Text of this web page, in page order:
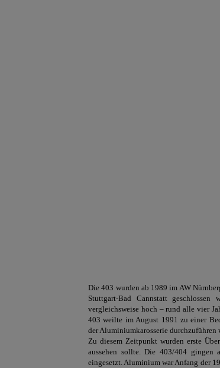
Die 403 wurden ab 1989 im AW
Stuttgart-Bad Cannstatt
vergleichsweise hoch – rund alle vier
403 weilte im August 1991 zu einer
der Aluminiumkarosserie durchzuführen
Zu diesem Zeitpunkt wurden erste
aussehen sollte. Die 403/404
eingesetzt. Aluminium war Anfang der